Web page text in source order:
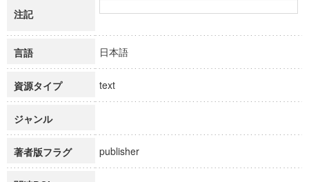
注記
言語 日本語
資源タイプ text
ジャンル
著者版フラグ publisher